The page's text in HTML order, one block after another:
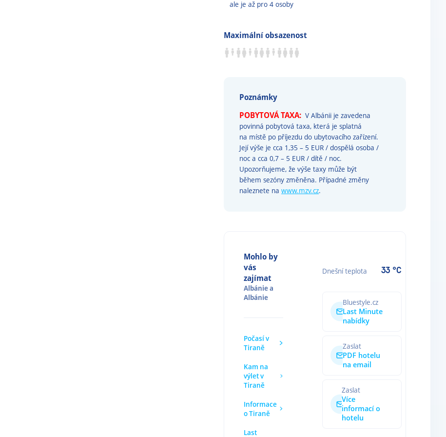
ale je až pro 4 osoby
Maximální obsazenost
Poznámky
POBYTOVÁ TAXA: V Albánii je zavedena
povinná pobytová taxa, která je splatná
na místě po příjezdu do ubytovacího zařízení.
Její výše je cca 1,35 – 5 EUR / dospělá osoba /
noc a cca 0,7 – 5 EUR / dítě / noc.
Upozorňujeme, že výše taxy může být
během sezóny změněna. Případné změny
naleznete na www.mzv.cz.
Mohlo by
vás
zajímat
Albániea
Albánie
Počasí v
Tiraně
Kam na
výlet v
Tiraně
Informace
o Tiraně
Last
Dnešní teplota 33 °C
Bluestyle.cz
Last Minute
nabídky
Zaslat
PDF hotelu
na email
Zaslat
Více
informací o
hotelu